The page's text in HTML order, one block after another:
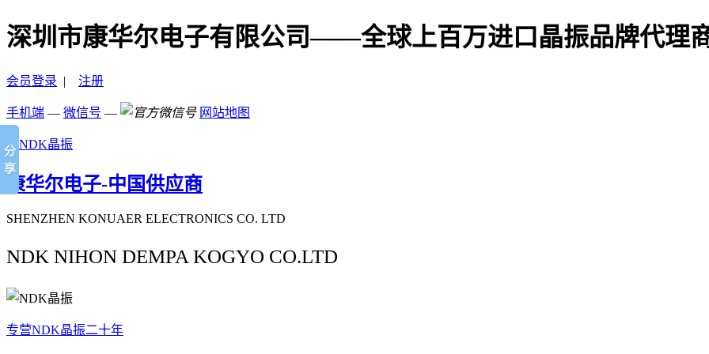
深圳市康华尔电子有限公司——全球上百万进口晶振品牌代理
会员登录 | 注册
手机端 — 微信号 — 网站地图
康华尔电子-中国供应商
SHENZHEN KONUAER ELECTRONICS CO. LTD
NDK NIHON DEMPA KOGYO CO.LTD
专营NDK晶振二十年